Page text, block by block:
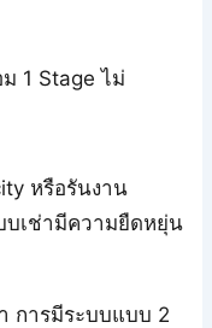
1 Stage ไม่
หรือรันงาน
บเช่ามีความยืดหยุ่น
การมีระบบแบบ 2